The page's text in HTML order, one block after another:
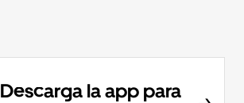
Descarga la app para